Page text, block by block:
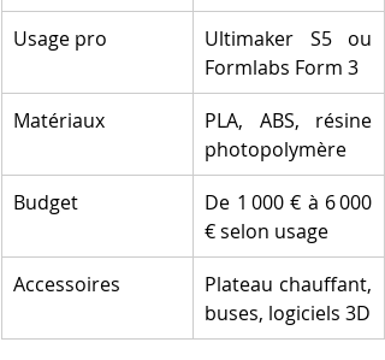
Usage pro
Ultimaker S5 ou
Formlabs Form 3
Matériaux
PLA, ABS, résine
photopolymère
Budget
De 1 000 € à 6 000
€ selon usage
Accessoires
Plateau chauffant,
buses, logiciels 3D